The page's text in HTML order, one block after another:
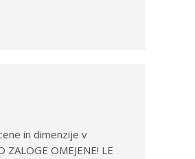
in dimenzije v
OMEJENE! LE